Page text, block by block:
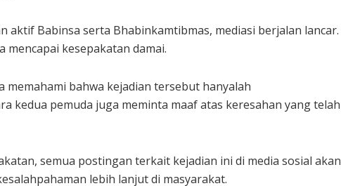
aktif Babinsa serta Bhabinkamtibmas, mediasi berjalan lancar.
mencapai kesepakatan damai.
memahami bahwa kejadian tersebut hanyalah
kedua pemuda juga meminta maaf atas keresahan yang telah
semua postingan terkait kejadian ini di media sosial akan
lebih lanjut di masyarakat.